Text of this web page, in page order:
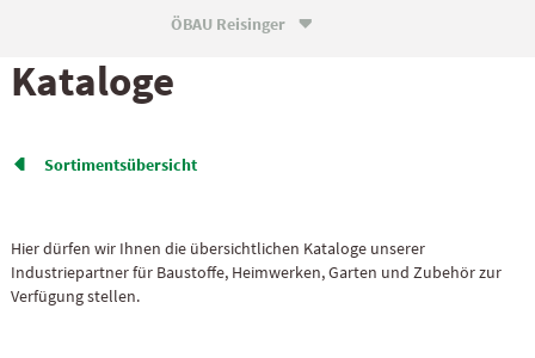
ÖBAU Reisinger 
Kataloge
 Sortiments­übersicht
Hier dürfen wir Ihnen die übersichtlichen Kataloge unserer
Industriepartner für Baustoffe, Heimwerken, Garten und Zubehör zur
Verfügung stellen.